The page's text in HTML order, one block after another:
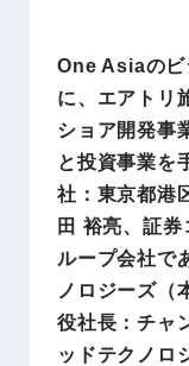
One Asiaのビ
に、エアトリ
ショア開発事
と投資事業を
社：東京都港
田 裕亮、証
ループ会社で
ノロジーズ（
役社長：チャ
ッドテクノロ